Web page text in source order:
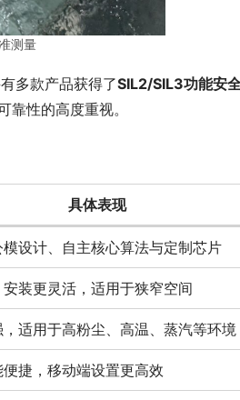
测量
多款产品获得了SIL2/SIL3功能安全
靠性的高度重视。
具体表现
设计、自主核心算法与定制芯片
装更灵活，适用于狭窄空间
适用于高粉尘、高温、蒸汽等环境
捷，移动端设置更高效